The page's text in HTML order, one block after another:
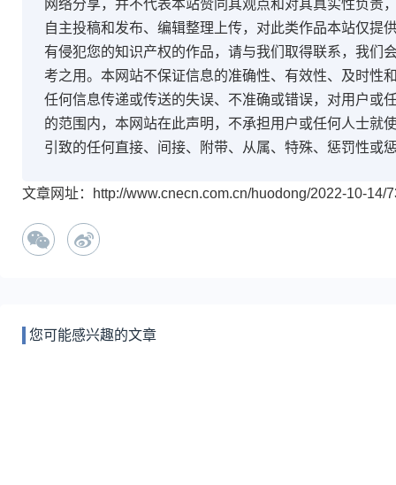
网络分享，并不代表本站赞同其观点和对其真实性负责
自主投稿和发布、编辑整理上传，对此类作品本站仅提
有侵犯您的知识产权的作品，请与我们取得联系，我们
考之用。本网站不保证信息的准确性、有效性、及时性
任何信息传递或传送的失误、不准确或错误，对用户或
的范围内，本网站在此声明，不承担用户或任何人士就
引致的任何直接、间接、附带、从属、特殊、惩罚性或
文章网址：http://www.cnecn.com.cn/huodong/2022-10-14/
您可能感兴趣的文章